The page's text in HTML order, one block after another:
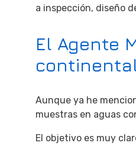
a inspección, diseño
El Agente
Aunque ya he
muestras en aguas
El objetivo es muy